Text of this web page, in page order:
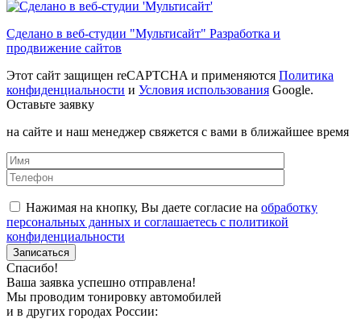
Сделано в веб-студии "Мультисайт" Разработка и
продвижение сайтов
Этот сайт защищен reCAPTCHA и применяются Политика
конфиденциальности и Условия использования Google.
Оставьте заявку
на сайте и наш менеджер свяжется с вами в ближайшее время
Нажимая на кнопку, Вы даете согласие на обработку
персональных данных и соглашаетесь с политикой
конфиденциальности
Спасибо!
Ваша заявка успешно отправлена!
Мы проводим тонировку автомобилей
и в других городах России: